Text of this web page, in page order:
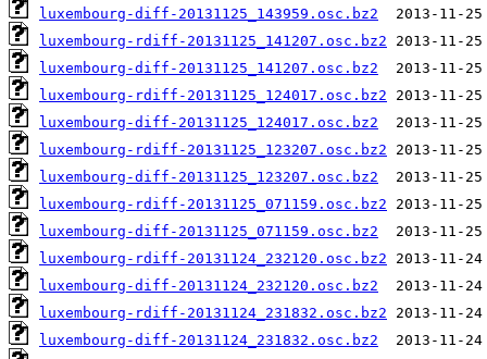
luxembourg-diff-20131125_143959.osc.bz2
luxembourg-rdiff-20131125_141207.osc.bz2
luxembourg-diff-20131125_141207.osc.bz2
luxembourg-rdiff-20131125_124017.osc.bz2
luxembourg-diff-20131125_124017.osc.bz2
luxembourg-rdiff-20131125_123207.osc.bz2
luxembourg-diff-20131125_123207.osc.bz2
luxembourg-rdiff-20131125_071159.osc.bz2
luxembourg-diff-20131125_071159.osc.bz2
luxembourg-rdiff-20131124_232120.osc.bz2
luxembourg-diff-20131124_232120.osc.bz2
luxembourg-rdiff-20131124_231832.osc.bz2
luxembourg-diff-20131124_231832.osc.bz2